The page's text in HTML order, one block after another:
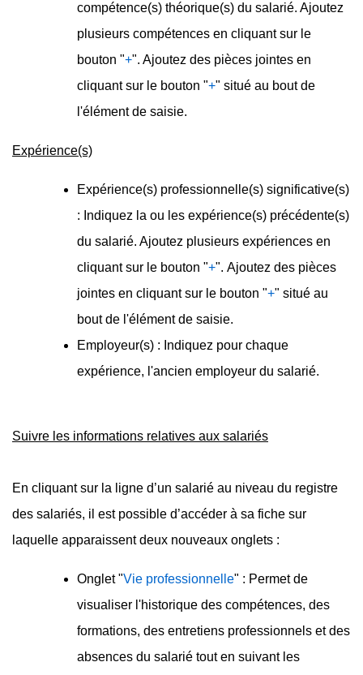
compétence(s) théorique(s) du salarié. Ajoutez
plusieurs compétences en cliquant sur le
bouton "+". Ajoutez des pièces jointes en
cliquant sur le bouton "+" situé au bout de
l'élément de saisie.
Expérience(s)
Expérience(s) professionnelle(s) significative(s)
: Indiquez la ou les expérience(s) précédente(s)
du salarié. Ajoutez plusieurs expériences en
cliquant sur le bouton "+". Ajoutez des pièces
jointes en cliquant sur le bouton "+" situé au
bout de l'élément de saisie.
Employeur(s) : Indiquez pour chaque
expérience, l'ancien employeur du salarié.
Suivre les informations relatives aux salariés
En cliquant sur la ligne d’un salarié au niveau du registre
des salariés, il est possible d’accéder à sa fiche sur
laquelle apparaissent deux nouveaux onglets :
Onglet "Vie professionnelle" : Permet de
visualiser l'historique des compétences, des
formations, des entretiens professionnels et des
absences du salarié tout en suivant les